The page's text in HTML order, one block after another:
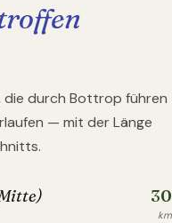
die durch Bottrop führen
— mit der Länge
30
km